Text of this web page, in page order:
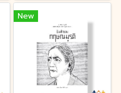
New